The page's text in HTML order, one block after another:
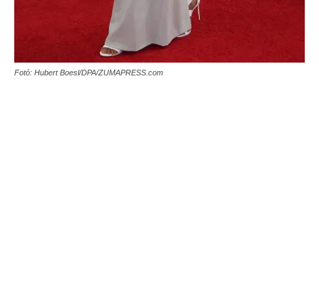
Fotó: Hubert Boesl/DPA/ZUMAPRESS.com